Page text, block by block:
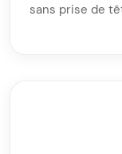
sans prise de